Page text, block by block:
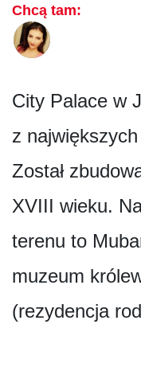
Chcą tam:
City Palace w
z
Został
XVIII wieku.
terenu to
muzeum
(rezydencja